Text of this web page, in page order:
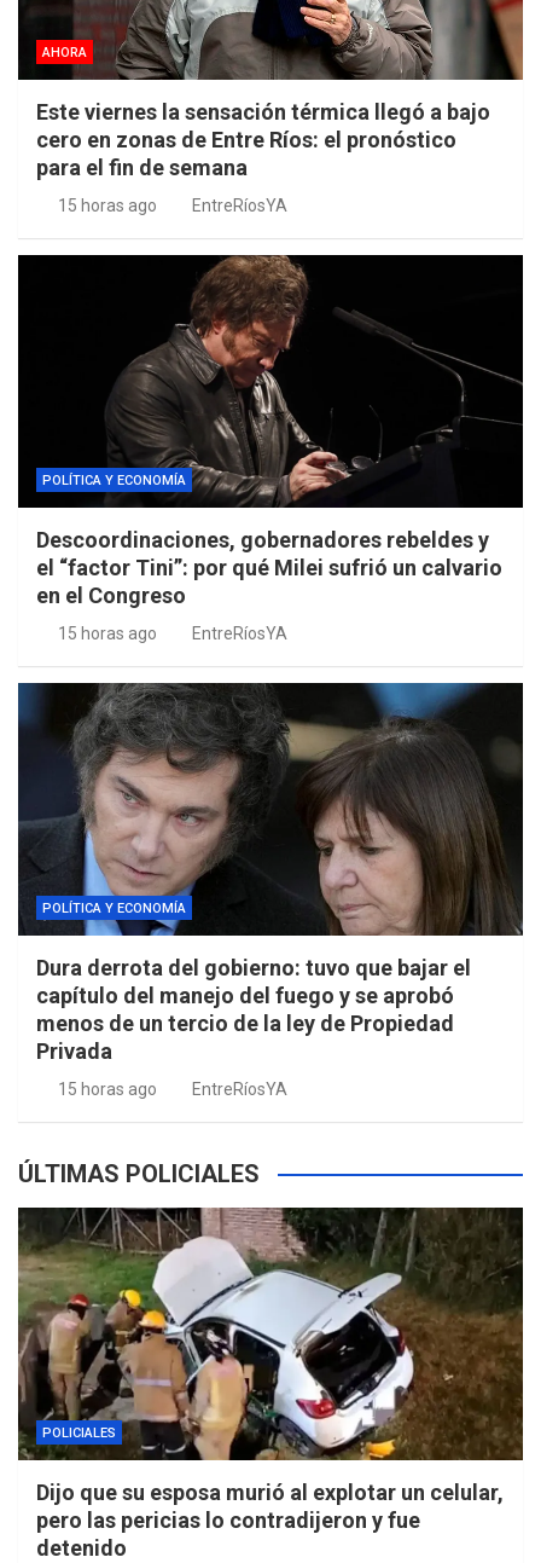
AHORA
Este viernes la sensación térmica llegó a bajo
cero en zonas de Entre Ríos: el pronóstico
para el fin de semana
15 horas ago EntreRíosYA
POLÍTICA Y ECONOMÍA
Descoordinaciones, gobernadores rebeldes y
el “factor Tini”: por qué Milei sufrió un calvario
en el Congreso
15 horas ago EntreRíosYA
POLÍTICA Y ECONOMÍA
Dura derrota del gobierno: tuvo que bajar el
capítulo del manejo del fuego y se aprobó
menos de un tercio de la ley de Propiedad
Privada
15 horas ago EntreRíosYA
ÚLTIMAS POLICIALES
POLICIALES
Dijo que su esposa murió al explotar un celular,
pero las pericias lo contradijeron y fue
detenido